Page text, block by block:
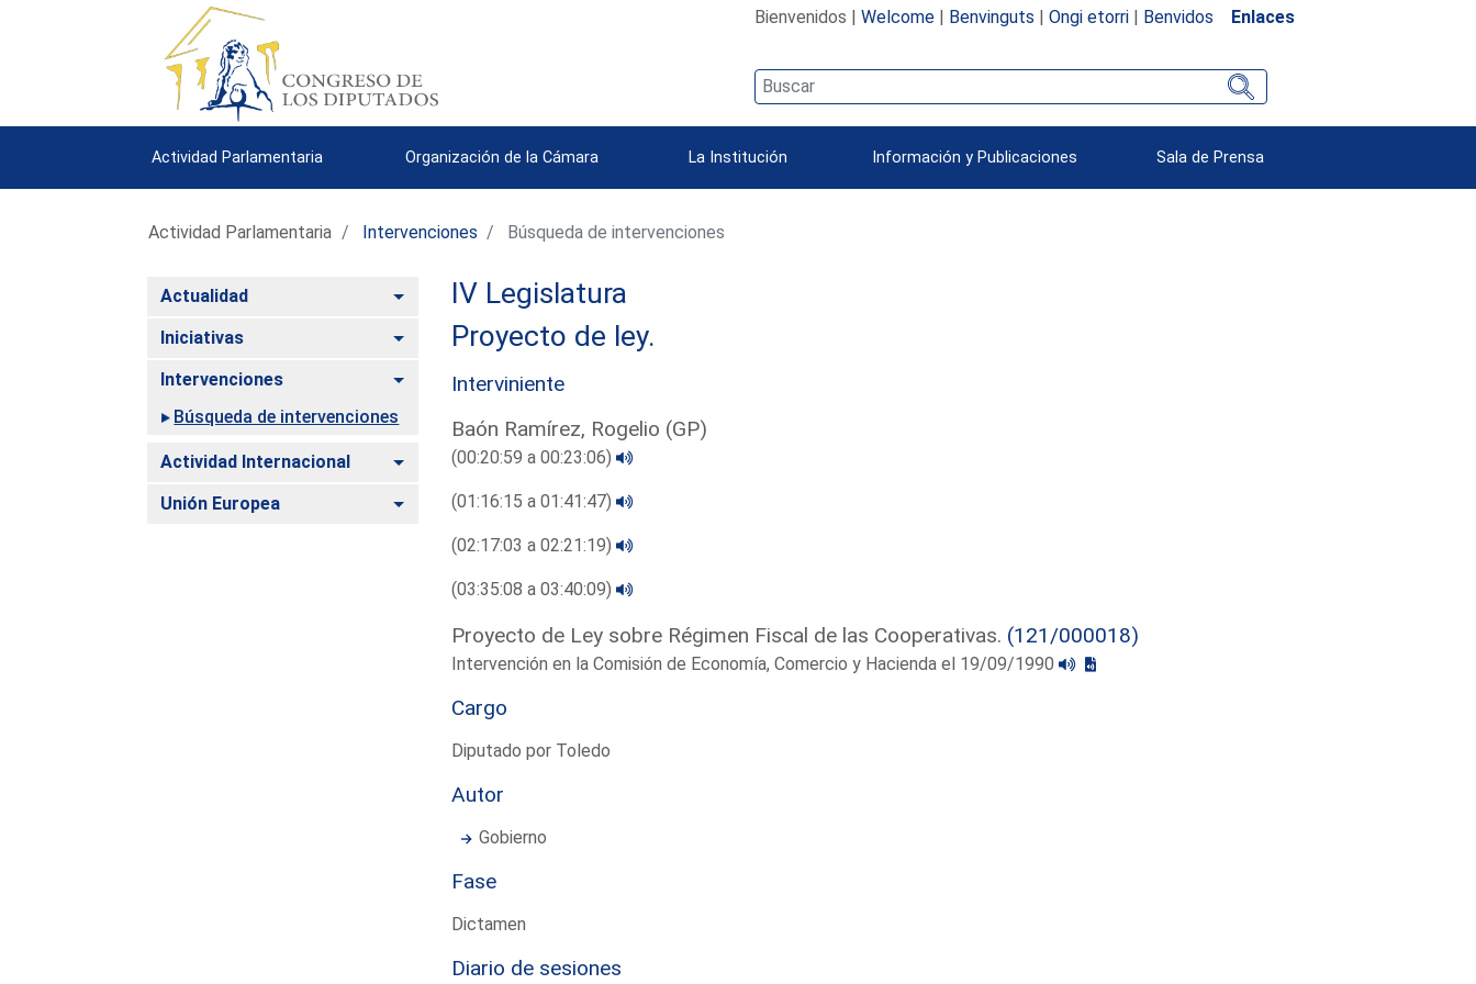
Bienvenidos | Welcome| Benvinguts | Ongi etorri| Benvidos Enlaces
Actividad Parlamentaria Organización de la Cámara La Institución Información y Publicaciones Sala de Prensa
Actividad Parlamentaria Intervenciones Búsqueda de intervenciones
Actualidad Alternar
Iniciativas Alternar
Intervenciones
Alternar
Búsqueda de intervenciones
Actividad Internacional Alternar
Unión Europea Alternar
IV Legislatura
Proyecto de ley.
Interviniente
Baón Ramírez, Rogelio (GP)
(00:20:59 a 00:23:06)
(01:16:15 a 01:41:47)
(02:17:03 a 02:21:19)
(03:35:08 a 03:40:09)
Proyecto de Ley sobre Régimen Fiscal de las Cooperativas. (121/000018)
Intervención en la Comisión de Economía, Comercio y Hacienda el 19/09/1990
Cargo
Diputado por Toledo
Autor
Gobierno
Fase
Dictamen
Diario de sesiones